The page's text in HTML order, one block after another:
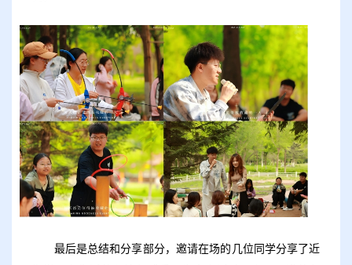
最后是总结和分享部分，邀请在场的几位同学分享了近